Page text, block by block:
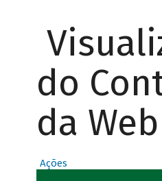
do
da Web
Ações